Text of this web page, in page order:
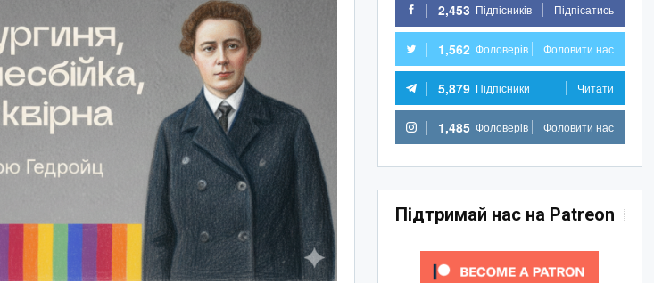
2,453 Підпісників Підпісатись
1,562 Фоловерів Фоловити нас
5,879 Підпісники Читати
1,485 Фоловерів Фоловити нас
Підтримай нас на Patreon